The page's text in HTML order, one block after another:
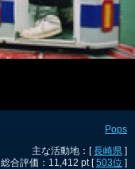
Pops
主な活動地：[長崎県 ]
総合評価：11,412 pt [503位 ]